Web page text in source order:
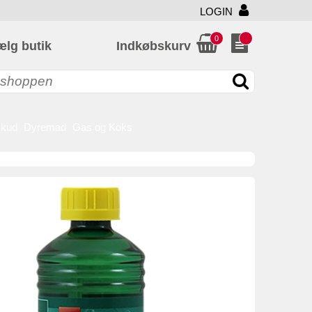
LOGIN
butik Indkøbskurv
0